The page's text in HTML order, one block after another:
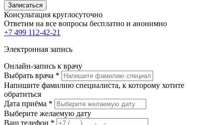
Записаться
Консультация круглосуточно
Ответим на все вопросы бесплатно и анонимно
+7 499 112-42-21
Электронная запись
Онлайн-запись к врачу
Выбрать врача *
Напишите фамилию специалиста, к которому хотите
обратиться
Дата приёма *
Выберите желаемую дату
Ваш телефон *